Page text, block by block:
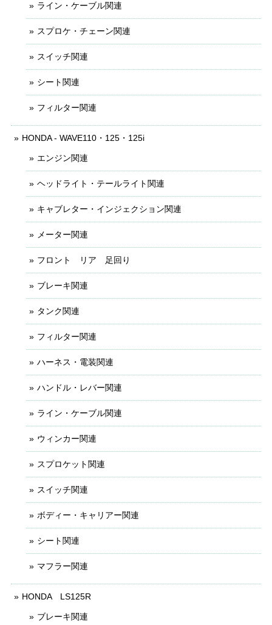
ライン・ケーブル関連
スプロケ・チェーン関連
スイッチ関連
シート関連
フィルター関連
HONDA - WAVE110・125・125i
エンジン関連
ヘッドライト・テールライト関連
キャブレター・インジェクション関連
メーター関連
フロント リア 足回り
ブレーキ関連
タンク関連
フィルター関連
ハーネス・電装関連
ハンドル・レバー関連
ライン・ケーブル関連
ウィンカー関連
スプロケット関連
スイッチ関連
ボディー・キャリアー関連
シート関連
マフラー関連
HONDA LS125R
ブレーキ関連